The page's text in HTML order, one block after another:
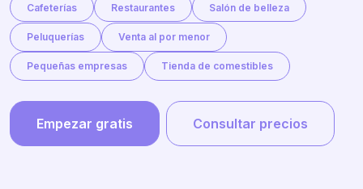
Cafeterías Restaurantes Salón de belleza
Peluquerías Venta al por menor
Pequeñas empresas Tienda de comestibles
Empezar gratis Consultar precios